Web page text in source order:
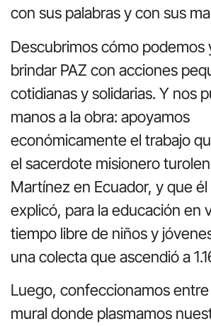
con sus palabras y con sus
Descubrimos cómo podemos
brindar PAZ con acciones
cotidianas y solidarias. Y nos
manos a la obra: apoyamos
económicamente el trabajo
el sacerdote misionero
Martínez en Ecuador, y que
explicó, para la educación en
tiempo libre de niños y
una colecta que ascendió a
Luego, confeccionamos
mural donde plasmamos